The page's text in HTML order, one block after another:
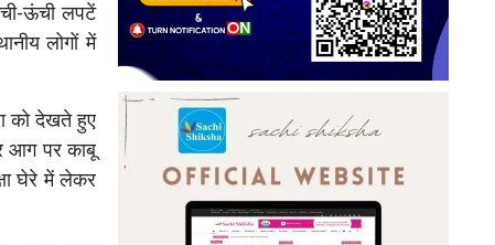
ऊंची लपटें
लोगों में
को देखते हुए
आग पर काबू
घेरे में लेकर